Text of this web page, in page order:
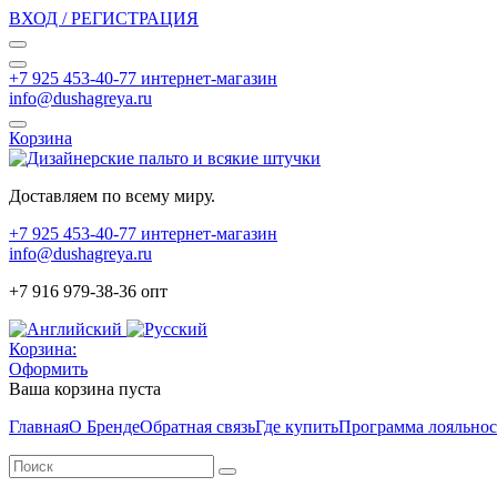
ВХОД / РЕГИСТРАЦИЯ
+7 925 453-40-77 интернет-магазин
info@dushagreya.ru
Корзина
Доставляем по всему миру.
+7 925 453-40-77 интернет-магазин
info@dushagreya.ru
+7 916 979-38-36 опт
Корзина:
Оформить
Ваша корзина пуста
ГлавнаяО БрендеОбратная связьГде купитьПрограмма